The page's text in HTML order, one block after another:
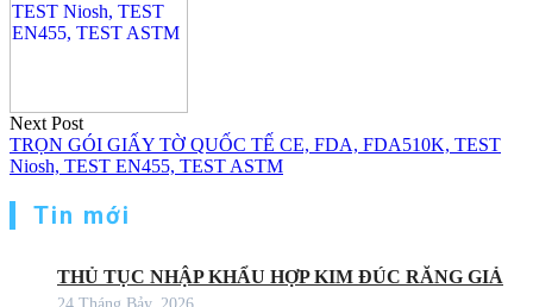
Next Post
TRỌN GÓI GIẤY TỜ QUỐC TẾ CE, FDA, FDA510K, TEST
Niosh, TEST EN455, TEST ASTM
Tin mới
THỦ TỤC NHẬP KHẨU HỢP KIM ĐÚC RĂNG GIẢ